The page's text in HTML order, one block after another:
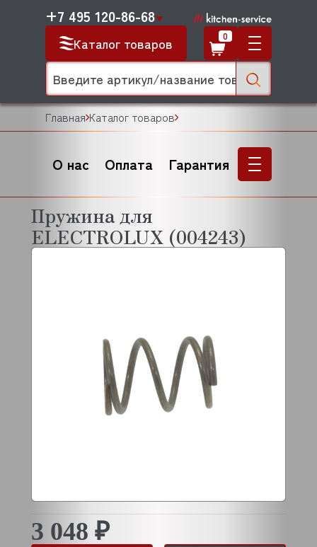
Каталог товаров
+7 495 120-86-68
0
Главная Каталог товаров
О нас Оплата Гарантия
Пружина для
ELECTROLUX (004243)
3 048 ₽